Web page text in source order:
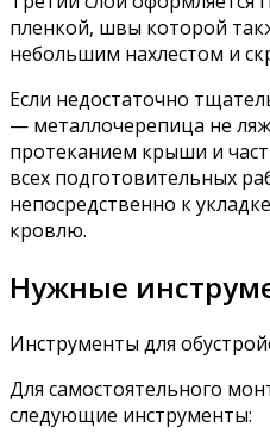
пленкой, швы которой
небольшим нахлестом и
Если недостаточно
— металлочерепица не
протеканием крыши и
всех подготовительных
непосредственно к
кровлю.
Нужные
Инструменты для
Для самостоятельного
следующие инструменты: